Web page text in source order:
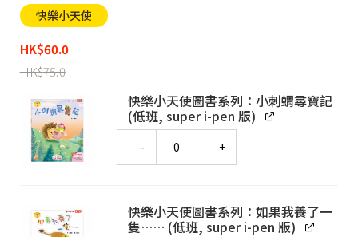
快樂小天使
HK$60.0
HK$75.0
快樂小天使圖書系列：小刺蝟尋寶記
(低班, super i-pen 版)
快樂小天使圖書系列：如果我養了一
隻…… (低班, super i-pen 版)